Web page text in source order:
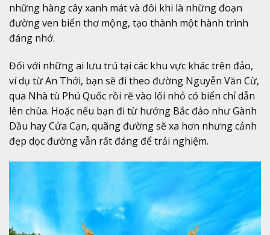
những hàng cây xanh mát và đôi khi là những đoạn
đường ven biển thơ mộng, tạo thành một hành trình
đáng nhớ.
Đối với những ai lưu trú tại các khu vực khác trên đảo,
ví dụ từ An Thới, bạn sẽ đi theo đường Nguyễn Văn Cừ,
qua Nhà tù Phú Quốc rồi rẽ vào lối nhỏ có biển chỉ dẫn
lên chùa. Hoặc nếu bạn đi từ hướng Bắc đảo như Gành
Dầu hay Cửa Cạn, quãng đường sẽ xa hơn nhưng cảnh
đẹp dọc đường vẫn rất đáng để trải nghiệm.